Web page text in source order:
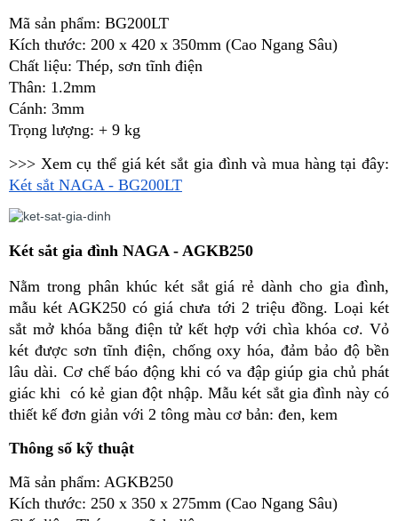
Mã sản phẩm: BG200LT
Kích thước: 200 x 420 x 350mm (Cao Ngang Sâu)
Chất liệu: Thép, sơn tĩnh điện
Thân: 1.2mm
Cánh: 3mm
Trọng lượng: + 9 kg
>>> Xem cụ thể giá két sắt gia đình và mua h
Két sắt NAGA - BG200LT
Két sắt gia đình NAGA - AGKB250
Nằm trong phân khúc két sắt giá rẻ dành cho gia đình,
mẫu két AGK250 có giá chưa tới 2 triệu đồng. Loại két
sắt mở khóa bằng điện tử kết hợp với chìa khóa cơ. Vỏ
két được sơn tĩnh điện, chống oxy hóa, đảm bảo độ bền
lâu dài. Cơ chế báo động khi có va đập giúp gia chủ phát
giác khi  có kẻ gian đột nhập. Mẫu két sắt gia đình này có
thiết kế đơn giản với 2 tông màu cơ bản: đen, kem
Thông số kỹ thuật
Mã sản phẩm: AGKB250
Kích thước: 250 x 350 x 275mm (Cao Ngang Sâu)